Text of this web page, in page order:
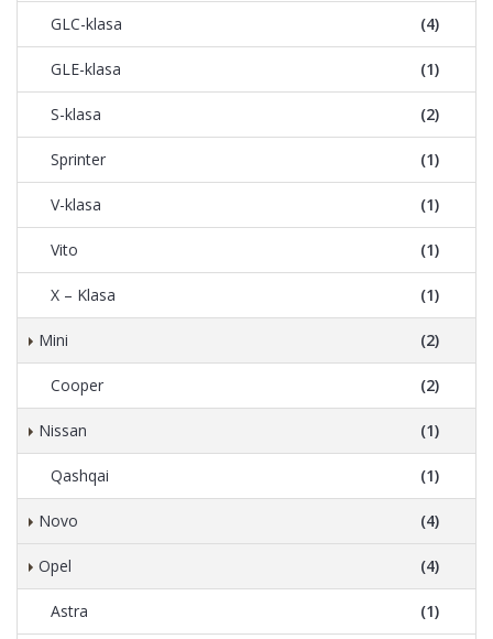
GLC-klasa (4)
GLE-klasa (1)
S-klasa (2)
Sprinter (1)
V-klasa (1)
Vito (1)
X – Klasa (1)
Mini (2)
Cooper (2)
Nissan (1)
Qashqai (1)
Novo (4)
Opel (4)
Astra (1)